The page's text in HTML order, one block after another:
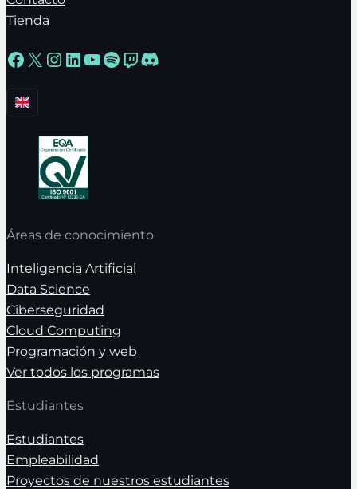
Tienda
Facebook
X Instagram
LinkedIn
YouTube
Spotify
Twitch
Discord
Áreas de conocimiento
Inteligencia Artificial
Data Science
Ciberseguridad
Cloud Computing
Programación y web
Ver todos los programas
Estudiantes
Estudiantes
Empleabilidad
Proyectos de nuestros estudiantes